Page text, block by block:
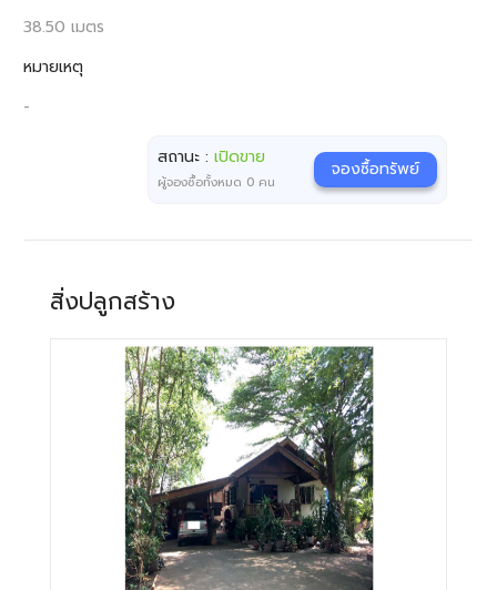
38.50 เมตร
หมายเหตุ
-
สถานะ :เปิดขาย
ผู้จองซื้อทั้งหมด 0 คน
จองซื้อทรัพย์
สิ่งปลูกสร้าง